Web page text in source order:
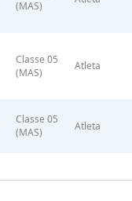
(MAS)
Classe 05
(MAS)
Atleta
Classe 05
(MAS)
Atleta